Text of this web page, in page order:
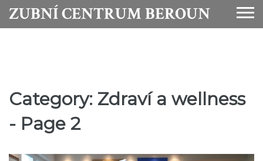
ZUBNÍ CENTRUM BEROUN
Category: Zdraví a wellness
- Page 2